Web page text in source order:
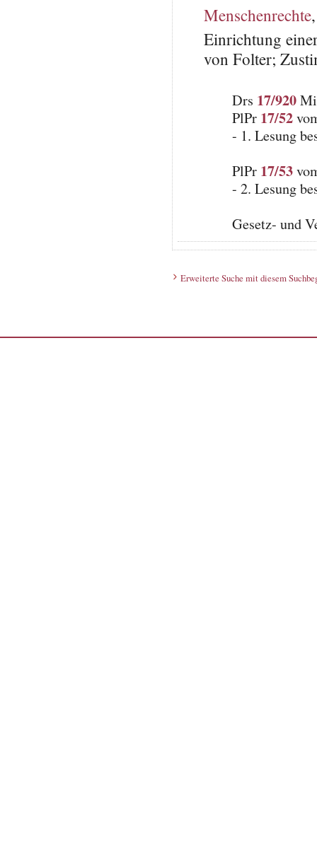
Menschenrechte
Einrichtung
von Folter;
Drs 17/920
PlPr 17/52
- 1. Lesung
PlPr 17/53
- 2. Lesung
Gesetz- und
Erweiterte Suche mit diesem